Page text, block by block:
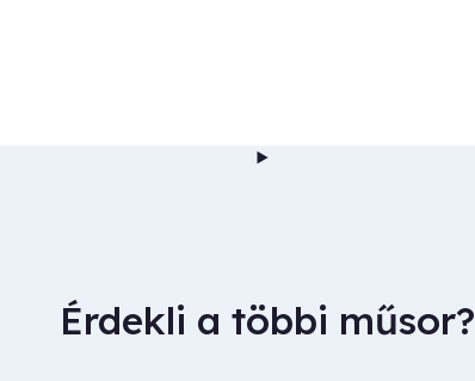
Érdekli a többi műsor?